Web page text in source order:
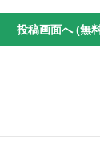
投稿画面へ (無